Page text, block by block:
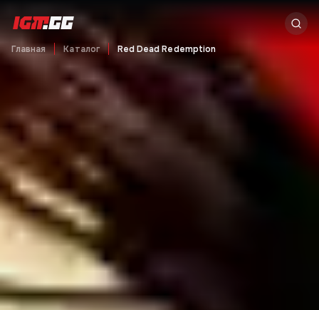
Главная Каталог Red Dead Redemption